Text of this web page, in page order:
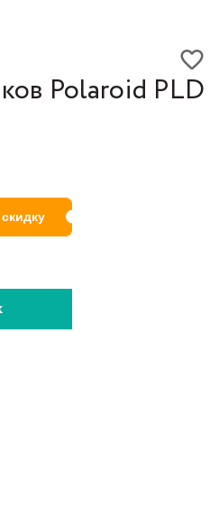
Polaroid PLD